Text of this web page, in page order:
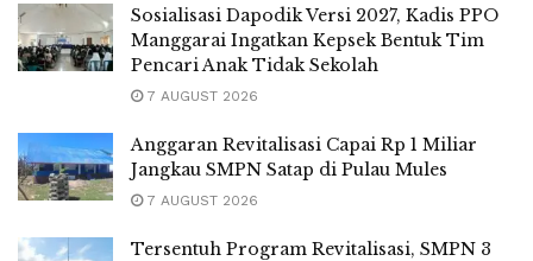
Sosialisasi Dapodik Versi 2027, Kadis PPO
Manggarai Ingatkan Kepsek Bentuk Tim
Pencari Anak Tidak Sekolah
7 AUGUST 2026
Anggaran Revitalisasi Capai Rp 1 Miliar
Jangkau SMPN Satap di Pulau Mules
7 AUGUST 2026
Tersentuh Program Revitalisasi, SMPN 3